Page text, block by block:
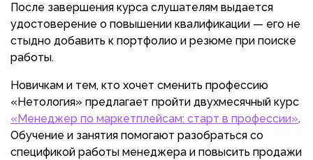
После завершения курса слушателям выдается
удостоверение о повышении квалификации — его не
стыдно добавить к портфолио и резюме при поиске
работы.
Новичкам и тем, кто хочет сменить профессию
«Нетология» предлагает пройти двухмесячный курс
«Менеджер по маркетплейсам: старт в профессии».
Обучение и занятия помогают разобраться со
спецификой работы менеджера и повысить продажи